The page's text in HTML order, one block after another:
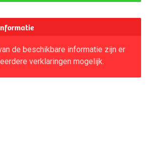
de beschikbare informatie zijn er
verklaringen mogelijk.